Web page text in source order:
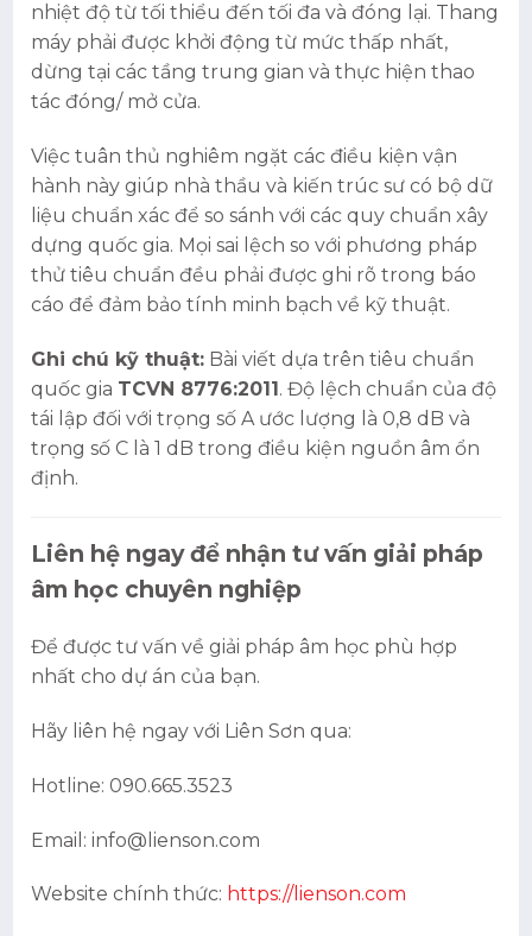
nhiệt độ từ tối thiểu đến tối đa và đóng lại. Thang
máy phải được khởi động từ mức thấp nhất,
dừng tại các tầng trung gian và thực hiện thao
tác đóng/ mở cửa.
Việc tuân thủ nghiêm ngặt các điều kiện vận
hành này giúp nhà thầu và kiến trúc sư có bộ dữ
liệu chuẩn xác để so sánh với các quy chuẩn xây
dựng quốc gia. Mọi sai lệch so với phương pháp
thử tiêu chuẩn đều phải được ghi rõ trong báo
cáo để đảm bảo tính minh bạch về kỹ thuật.
Ghi chú kỹ thuật: Bài viết dựa trên tiêu chuẩn
quốc gia TCVN 8776:2011. Độ lệch chuẩn của độ
tái lập đối với trọng số A ước lượng là 0,8 dB và
trọng số C là 1 dB trong điều kiện nguồn âm ổn
định.
Liên hệ ngay để nhận tư vấn giải pháp
âm học chuyên nghiệp
Để được tư vấn về giải pháp âm học phù hợp
nhất cho dự án của bạn.
Hãy liên hệ ngay với Liên Sơn qua:
Hotline: 090.665.3523
Email: info@lienson.com
Website chính thức: https://lienson.com